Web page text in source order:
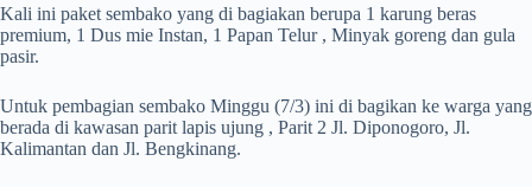
Kali ini paket sembako yang di bagiakan berupa 1 karung beras
premium, 1 Dus mie Instan, 1 Papan Telur , Minyak goreng dan gula
pasir.
Untuk pembagian sembako Minggu (7/3) ini di bagikan ke warga yang
berada di kawasan parit lapis ujung , Parit 2 Jl. Diponogoro, Jl.
Kalimantan dan Jl. Bengkinang.